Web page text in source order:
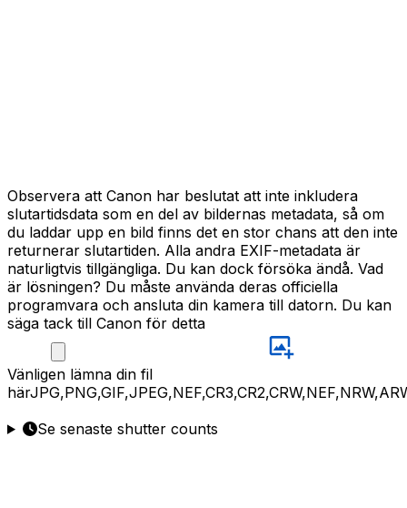
Observera att Canon har beslutat att inte inkludera
slutartidsdata som en del av bildernas metadata, så om
du laddar upp en bild finns det en stor chans att den inte
returnerar slutartiden. Alla andra EXIF-metadata är
naturligtvis tillgängliga. Du kan dock försöka ändå. Vad
är lösningen? Du måste använda deras officiella
programvara och ansluta din kamera till datorn. Du kan
säga tack till Canon för detta
Vänligen lämna din fil
här
Se senaste shutter counts